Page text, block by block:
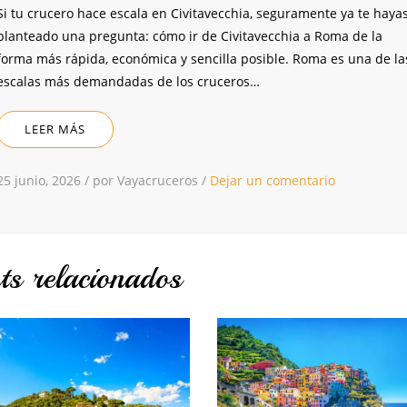
tu crucero hace escala en Civitavecchia, seguramente ya te
una pregunta: cómo ir de Civitavecchia a Roma de la
más rápida, económica y sencilla posible. Roma es una de
más demandadas de los cruceros…
LEER MÁS
junio, 2026 / por Vayacruceros / Dejar un comentario
relacionados